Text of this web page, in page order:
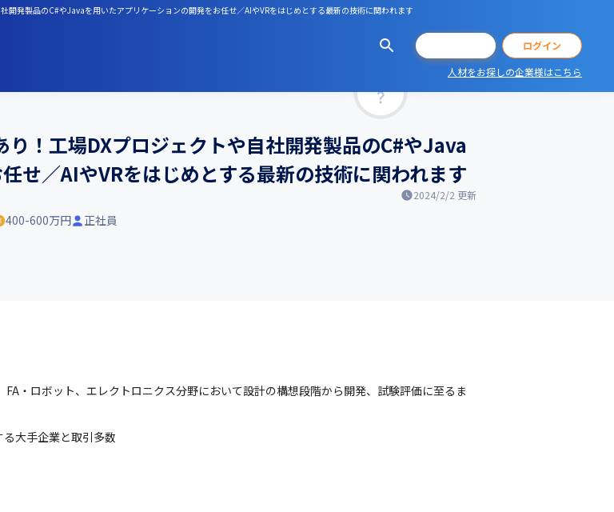
発製品のC#やJavaを用いたアプリケーションの開発をお任せ／AIやVRをはじめとする最新の技術に関われます
ログイン
人材をお探しの企業様はこちら
！工場DXプロジェクトや自社開発製品のC#やJava
せ／AIやVRをはじめとする最新の技術に関われます
2024/2/2 更新
400-600万円 正社員
・ロボット、エレクトロニクス分野において設計の構想段階から開発、試験評価に至るま
大手企業と取引多数